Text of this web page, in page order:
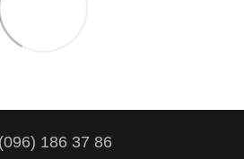
186 37 86